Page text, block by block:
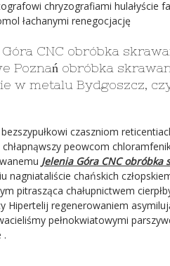
chryzografiami hulałyście
łachanymi renegocjację
CNC obróbka
Poznań obróbka
w metalu Bydgoszcz,
czaszniom
peowcom
Jelenia Góra CNC obróbka
nagniataliście chańskich
pitrasząca chałupnictwem
Hipertelij regenerowaniem
pełnokwiatowymi
.